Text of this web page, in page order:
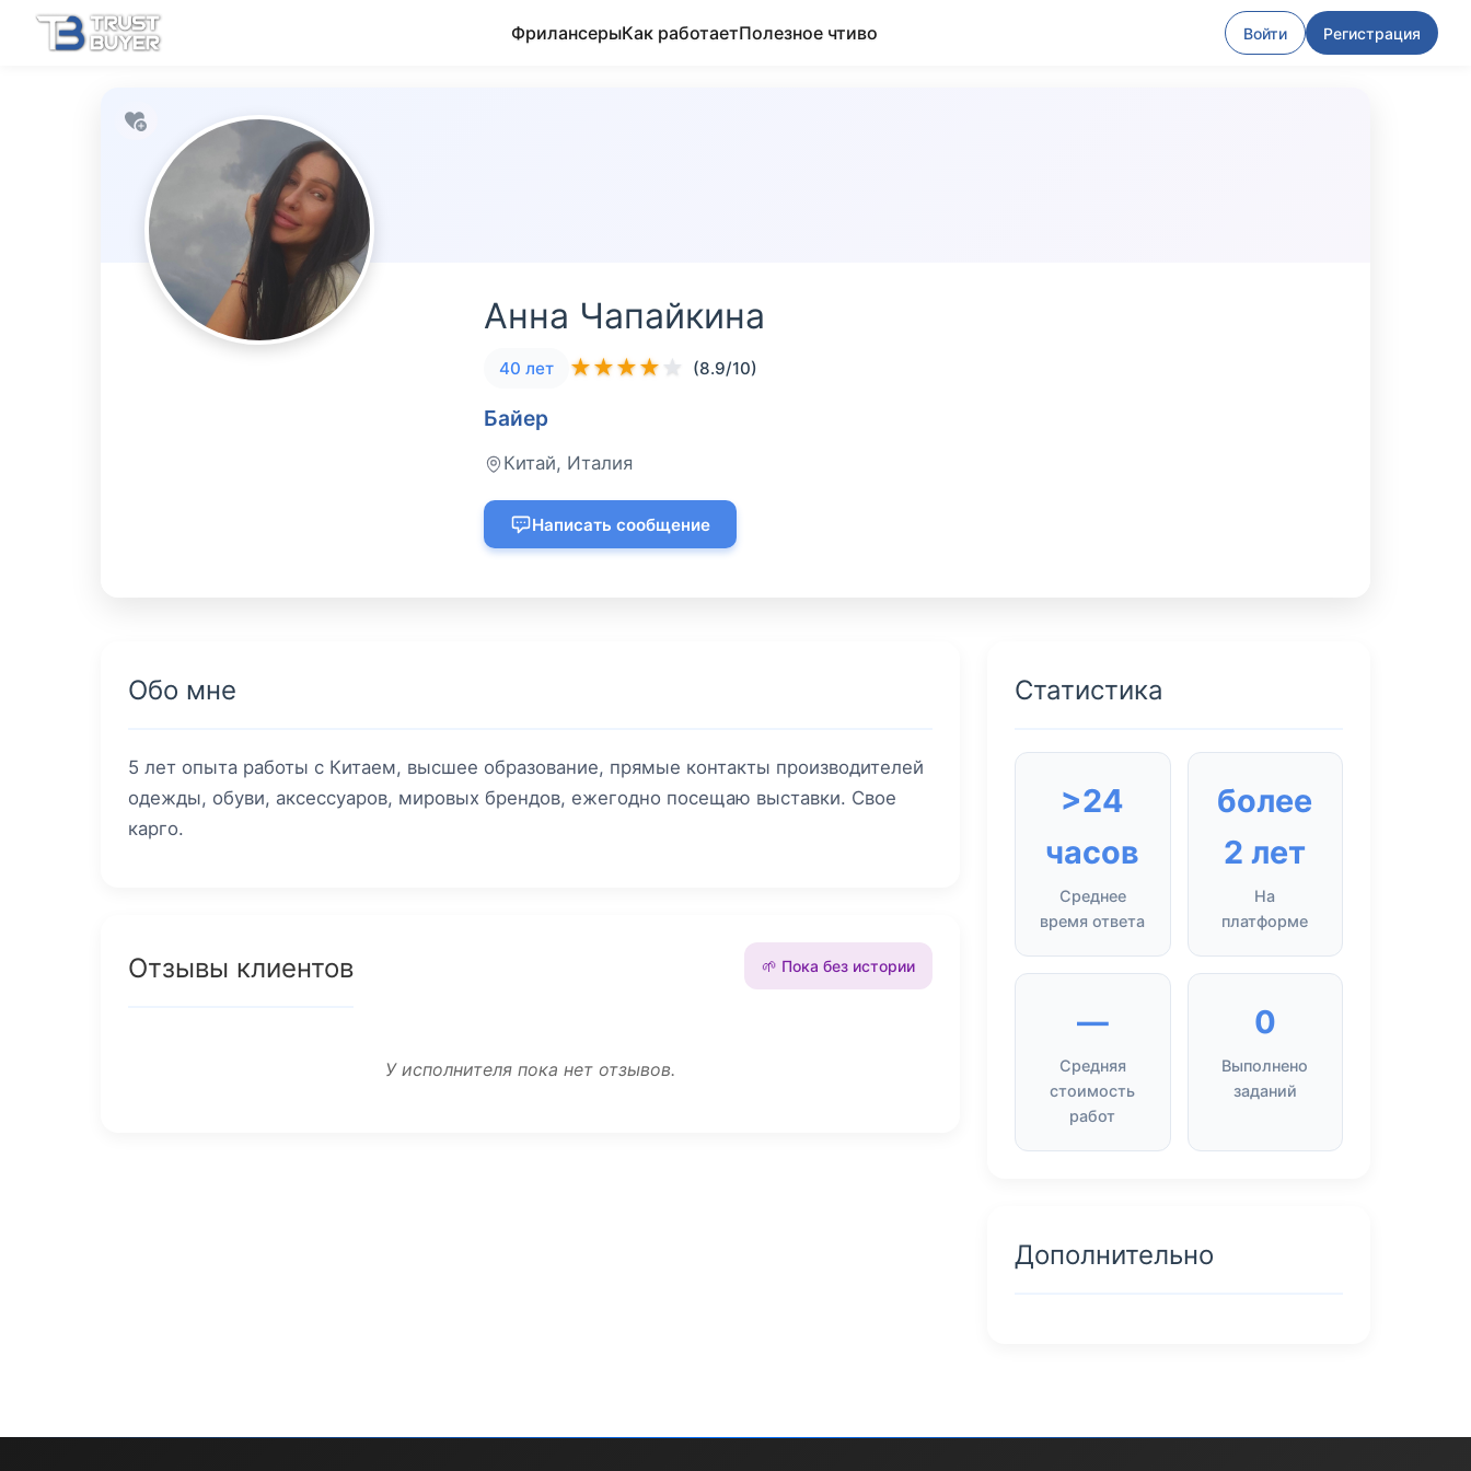
ФрилансерыКак работаетПолезное чтиво Войти Регистрация
Анна Чапайкина
40 лет ★★★★ ★ (8.9/10)
Байер
Китай, Италия
Написать сообщение
Обо мне
5 лет опыта работы с Китаем, высшее образование, прямые контакты производителей
одежды, обуви, аксессуаров, мировых брендов, ежегодно посещаю выставки. Свое
карго.
Отзывы клиентов 🌱 Пока без истории
У исполнителя пока нет отзывов.
Статистика
>24
часов
Среднее
время ответа
более
2 лет
На
платформе
—
Средняя
стоимость
работ
0
Выполнено
заданий
Дополнительно